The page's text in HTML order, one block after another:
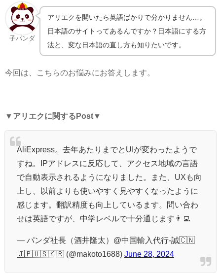
子パンダ
アリエクを開いたら英語ばかりで分かりません…。
日本語のサイトってあるんですか？日本語にする方
法と、変な日本語の直し方も知りたいです。
今回は、こちらのお悩みにお答えします。
▼ アリエクに関するPost▼
AliExpress。去年あたりまでとUIが変わったようで
すね。IPアドレスに反応して、アクセス地域の言語
で自動表示されるようになりました。また、UXも向
上し、以前よりも使いやすく見やすくなったように
感じます。翻訳精度も向上しているます。問い合わ
せは英語ですが、中学レベルで十分通じます👨‍💻
— パンダ社長（酒井隆太）@中国輸入代行-誠🇨🇳
🇯🇵🇺🇸🇰🇷 (@makoto1688) June 28, 2024